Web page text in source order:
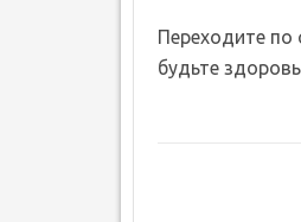
Переходите по
будьте